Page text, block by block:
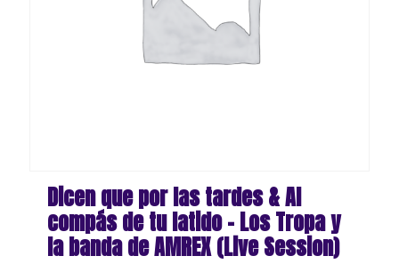
Dicen que por las tardes & Al
compás de tu latido – Los Tropa y
la banda de AMREX (Live Session)